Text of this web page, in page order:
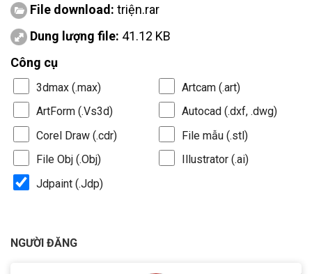
File download: triện.rar
Dung lượng file: 41.12 KB
Công cụ
3dmax (.max)
Artcam (.art)
ArtForm (.Vs3d)
Autocad (.dxf, .dwg)
Corel Draw (.cdr)
File mẫu (.stl)
File Obj (.Obj)
Illustrator (.ai)
Jdpaint (.Jdp)
NGƯỜI ĐĂNG